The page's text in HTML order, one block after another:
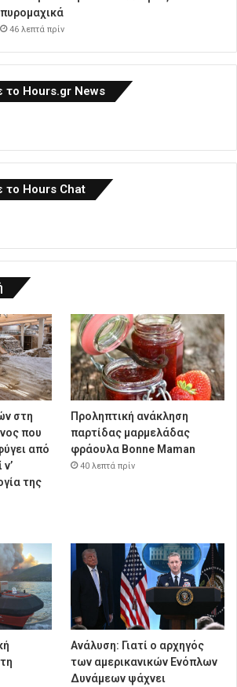
πυρομαχικά
46 λεπτά πρίν
το Hours.gr News
το Hours Chat
στη
που
από
της
Προληπτική ανάκληση
παρτίδας μαρμελάδας
φράουλα Bonne Maman
40 λεπτά πρίν
Ανάλυση: Γιατί ο αρχηγός
των αμερικανικών Ενόπλων
Δυνάμεων ψάχνει